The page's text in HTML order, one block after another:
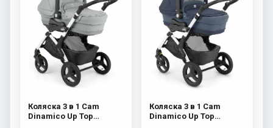
Коляска 3 в 1 Cam
Dinamico Up Top
Коляска 3 в 1 Cam
Dinamico Up Top